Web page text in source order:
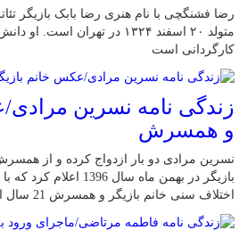
رضا فشنگچی با نام هنری رضا بابک بازیگر
متولد ۲۰ اسفند ۱۳۲۴ در تهران
کارگردانی است
زندگی نامه نسرین
و همسرش
نسرین مرادی دو بار ازدواج کرده و از
بازیگر در بهمن ماه سال
اختلاف سنی خانم بازیگر و همسرش 21 سال است .